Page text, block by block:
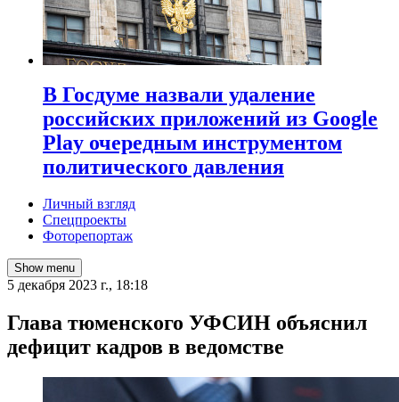
В Госдуме назвали удаление
российских приложений из Google
Play очередным инструментом
политического давления
Личный взгляд
Спецпроекты
Фоторепортаж
Show menu
5 декабря 2023 г., 18:18
Глава тюменского УФСИН объяснил
дефицит кадров в ведомстве